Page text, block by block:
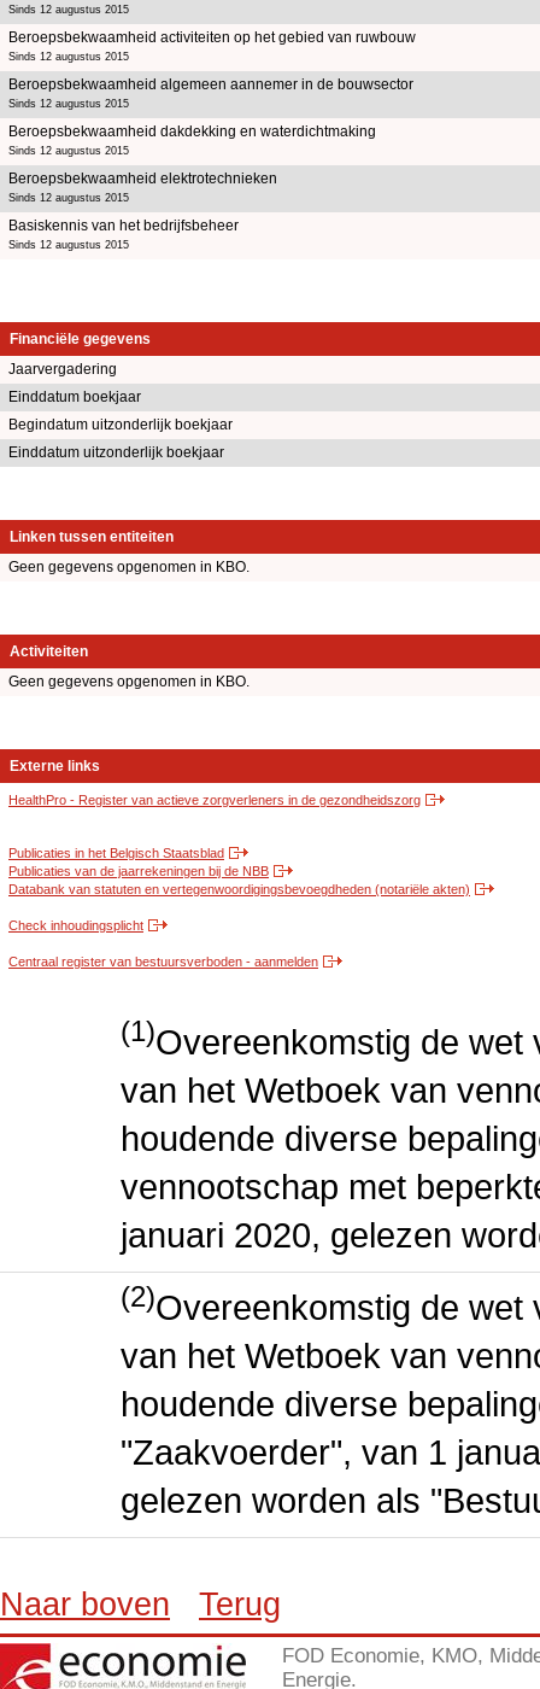
Sinds 12 augustus 2015
Beroepsbekwaamheid activiteiten op het gebied van ruwbouw
Sinds 12 augustus 2015
Beroepsbekwaamheid algemeen aannemer in de bouwsector
Sinds 12 augustus 2015
Beroepsbekwaamheid dakdekking en waterdichtmaking
Sinds 12 augustus 2015
Beroepsbekwaamheid elektrotechnieken
Sinds 12 augustus 2015
Basiskennis van het bedrijfsbeheer
Sinds 12 augustus 2015
Financiële gegevens
Jaarvergadering
Einddatum boekjaar
Begindatum uitzonderlijk boekjaar
Einddatum uitzonderlijk boekjaar
Linken tussen entiteiten
Geen gegevens opgenomen in KBO.
Activiteiten
Geen gegevens opgenomen in KBO.
Externe links
HealthPro - Register van actieve zorgverleners in de gezondheidszorg
Publicaties in het Belgisch Staatsblad
Publicaties van de jaarrekeningen bij de NBB
Databank van statuten en vertegenwoordigingsbevoegdheden (notariële akten)
Check inhoudingsplicht
Centraal register van bestuursverboden - aanmelden
(1)Overeenkomstig de wet
van het Wetboek van
houdende diverse
vennootschap met
januari 2020, gelezen
(2)Overeenkomstig de wet
van het Wetboek van
houdende diverse
"Zaakvoerder", van 1
gelezen worden als
Naar boven Terug
FOD Economie, KMO,
Energie.